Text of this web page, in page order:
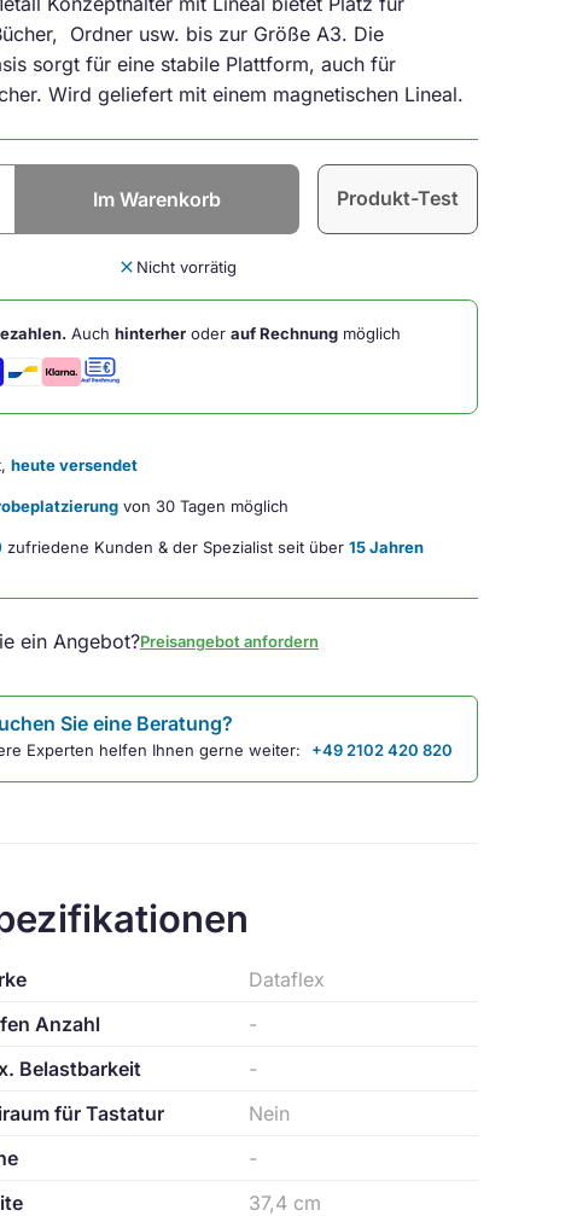
Ordner usw. bis zur Größe A3. Die
sorgt für eine stabile Plattform, auch für
Wird geliefert mit einem magnetischen Lineal.
Im Warenkorb Produkt-Test
close Nicht vorrätig
Auch hinterher oder auf Rechnung möglich
heute versendet
von 30 Tagen möglich
zufriedene Kunden & der Spezialist seit über 15 Jahren
ein Angebot?Preisangebot anfordern
Sie eine Beratung?
Experten helfen Ihnen gerne weiter: +49 2102 420 820
Dataflex
Anzahl
-
Belastbarkeit
-
für Tastatur
Nein
-
37,4 cm